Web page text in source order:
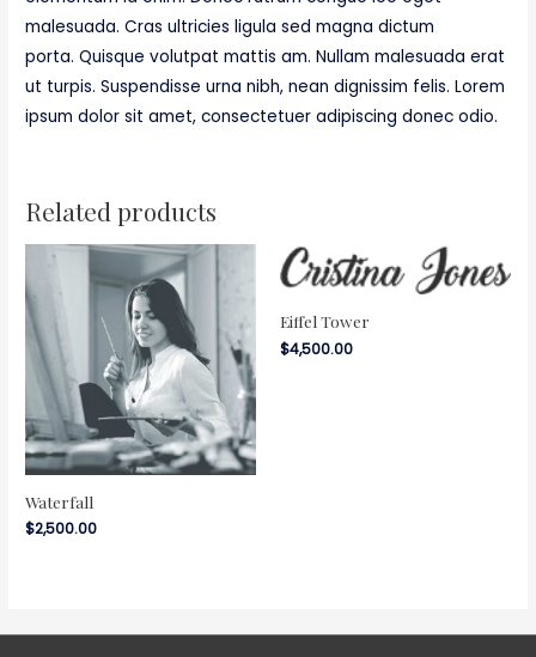
malesuada. Cras ultricies ligula sed magna dictum
porta. Quisque volutpat mattis am. Nullam malesuada erat
ut turpis. Suspendisse urna nibh, nean dignissim felis. Lorem
ipsum dolor sit amet, consectetuer adipiscing donec odio.
Related products
Waterfall
$2,500.00
Eiffel Tower
$4,500.00